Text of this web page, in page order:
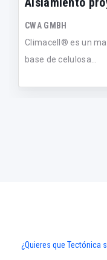
CWA GMBH
Climacell® es un
base de celulosa...
¿Quieres que Tectónica